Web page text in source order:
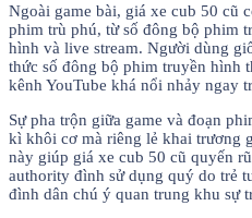
Ngoài game bài, giá xe cub 50 cũ
phim trù phú, từ số đông bộ phim
hình và live stream. Người dùng
thức số đông bộ phim truyền hình
kênh YouTube khá nổi nhảy ngay
Sự pha trộn giữa game và đoạn
kì khôi cơ mà riêng lẻ khai trương
này giúp giá xe cub 50 cũ quyến
authority đình sử dụng quý do trẻ
đình dân chú ý quan trung khu sự